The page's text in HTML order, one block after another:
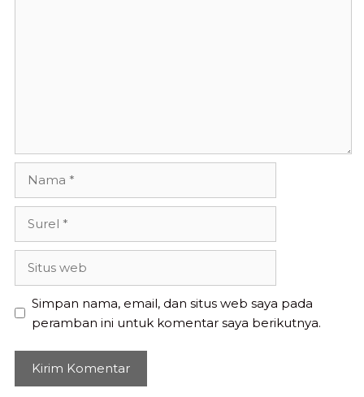
Simpan nama, email, dan situs web saya pada
peramban ini untuk komentar saya berikutnya.